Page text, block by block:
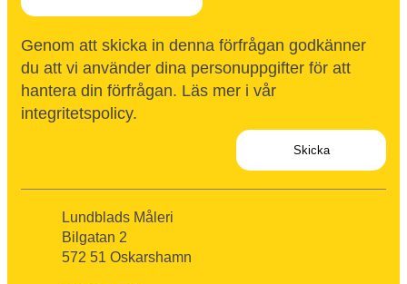
Genom att skicka in denna förfrågan godkänner
du att vi använder dina personuppgifter för att
hantera din förfrågan. Läs mer i vår
integritetspolicy.
Lundblads Måleri
Bilgatan 2
572 51 Oskarshamn